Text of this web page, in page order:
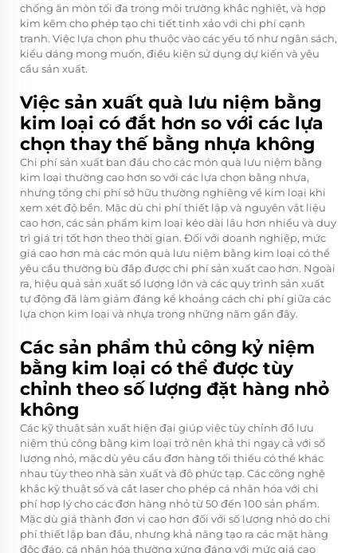
chống ăn mòn tối đa trong môi trường khắc nghiệt, và hợp
kim kẽm cho phép tạo chi tiết tinh xảo với chi phí cạnh
tranh. Việc lựa chọn phụ thuộc vào các yếu tố như ngân sách,
kiểu dáng mong muốn, điều kiện sử dụng dự kiến và yêu
cầu sản xuất.
Việc sản xuất quà lưu niệm bằng
kim loại có đắt hơn so với các lựa
chọn thay thế bằng nhựa không
Chi phí sản xuất ban đầu cho các món quà lưu niệm bằng
kim loại thường cao hơn so với các lựa chọn bằng nhựa,
nhưng tổng chi phí sở hữu thường nghiêng về kim loại khi
xem xét độ bền. Mặc dù chi phí thiết lập và nguyên vật liệu
cao hơn, các sản phẩm kim loại kéo dài lâu hơn nhiều và duy
trì giá trị tốt hơn theo thời gian. Đối với doanh nghiệp, mức
giá cao hơn mà các món quà lưu niệm bằng kim loại có thể
yêu cầu thường bù đắp được chi phí sản xuất cao hơn. Ngoài
ra, hiệu quả sản xuất số lượng lớn và các quy trình sản xuất
tự động đã làm giảm đáng kể khoảng cách chi phí giữa các
lựa chọn kim loại và nhựa trong những năm gần đây.
Các sản phẩm thủ công kỷ niệm
bằng kim loại có thể được tùy
chỉnh theo số lượng đặt hàng nhỏ
không
Các kỹ thuật sản xuất hiện đại giúp việc tùy chỉnh đồ lưu
niệm thủ công bằng kim loại trở nên khả thi ngay cả với số
lượng nhỏ, mặc dù yêu cầu đơn hàng tối thiểu có thể khác
nhau tùy theo nhà sản xuất và độ phức tạp. Các công nghệ
khắc kỹ thuật số và cắt laser cho phép cá nhân hóa với chi
phí hợp lý cho các đơn hàng nhỏ từ 50 đến 100 sản phẩm.
Mặc dù giá thành đơn vị cao hơn đối với số lượng nhỏ do chi
phí thiết lập ban đầu, nhưng khả năng tạo ra các mặt hàng
độc đáo, cá nhân hóa thường xứng đáng với mức giá cao